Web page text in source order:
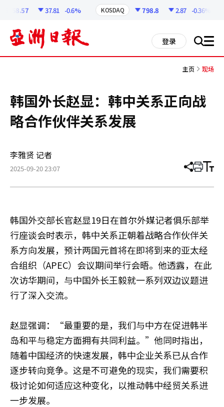
37.81 -0.6% KOSDAQ 798.8 2.87 -0.36%
登录 搜 all
主页 现场
韩国外长赵显：韩中关系正向战
略合作伙伴关系发展
李雅贤 记者
2025-09-20 23:07 分
章
打 调
小
韩国外交部长官赵显19日在首尔外媒记者俱乐部举
行座谈会时表示，韩中关系正朝着战略合作伙伴关
系方向发展，预计两国元首将在即将到来的亚太经
合组织（APEC）会议期间举行会晤。他透露，在此
次访华期间，与中国外长王毅就一系列双边议题进
行了深入交流。
赵显强调：“最重要的是，我们与中方在促进韩半
岛和平与稳定方面拥有共同利益。”他同时指出，
随着中国经济的快速发展，韩中企业关系已从合作
逐步转向竞争。这是不可避免的现实，我们需要积
极讨论如何适应这种变化，以推动韩中经贸关系进
一步发展。